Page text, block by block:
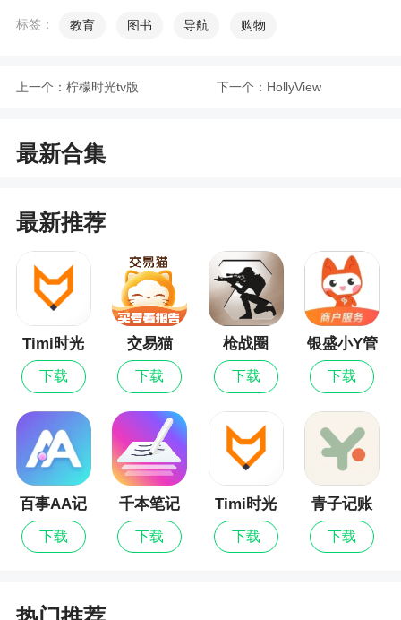
小编评价
1、精臣云资产可以根据公司里面的固定资产进
2、精臣云资产APP是款功能强大的固定资产管
资产盘点、标签便捷式打印、自定义审批流、提供
高了办公效率，满足大家的资产管理需求，非常好
用，不容错过
3、用户们可以在平台上查看到众多的办公应
用，所有的用户都可以在这里管理众多资金管理内
容，为了让更多的用户都可以在平台上享受到便捷
管理，让你可以更加轻松地享受到便捷的办公体
验，同时还可以在平台上及时更新各种各样的资产
管理服务
更新日志
标签： 教育 图书 导航 购物
上一个： 柠檬时光tv版 下一个： HollyView
最新合集
最新推荐
Timi时光
记账最新
版
下载
交易猫
下载
枪战圈
下载
银盛小Y管
家
下载
百事AA记
账
下载
千本笔记
下载
Timi时光
记账
下载
青子记账
下载